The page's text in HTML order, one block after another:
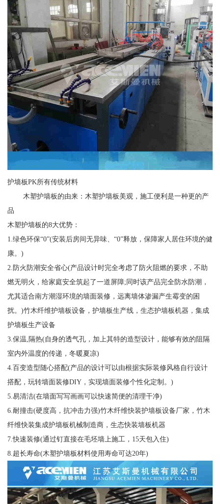
护墙板PK所有传统材料
木塑护墙板的由来：木塑护墙板美观，施工便利是一种更的产
品
木塑护墙板的8大优势：
1.绿色环保“0”(安装后房间无异味、“0”释放，保障家人居住环境的健
康。)
2.防火防潮安全省心(产品设计时完全考虑了防火阻燃的要求，不助
燃无明火，给家庭安全筑起了一道屏障;同时该产品完全防水防潮，
尤其适合南方潮湿环境的墙面装修，远离墙体渗漏产生霉变的困
扰。)竹木纤维护墙板设备，护墙板生产线，生态护墙板机器，集成
护墙板生产设备
3.保温,隔热(自身的透气孔，加上其特的造型设计，能够有效的阻隔
室内外温度的传递，冬暖夏凉)
4.百变造型随心搭配(产品的设计可以由根据实际装修风格自行设计
搭配，玩转墙面装修DIY，实现墙面装修个性化定制。)
5.易清洁(在墙面写写画画可以快速简便的清理干净)
6.耐撞击(硬度高，抗冲击力强)竹木纤维快装护墙板设备厂家，竹木
纤维快装集成护墙板机械制造商，生态快装墙板机器
7.快速装修(通过钉直接在毛坯墙上施工，15天包入住)
8.超长寿命(木塑护墙板材料使用寿命可达20年)